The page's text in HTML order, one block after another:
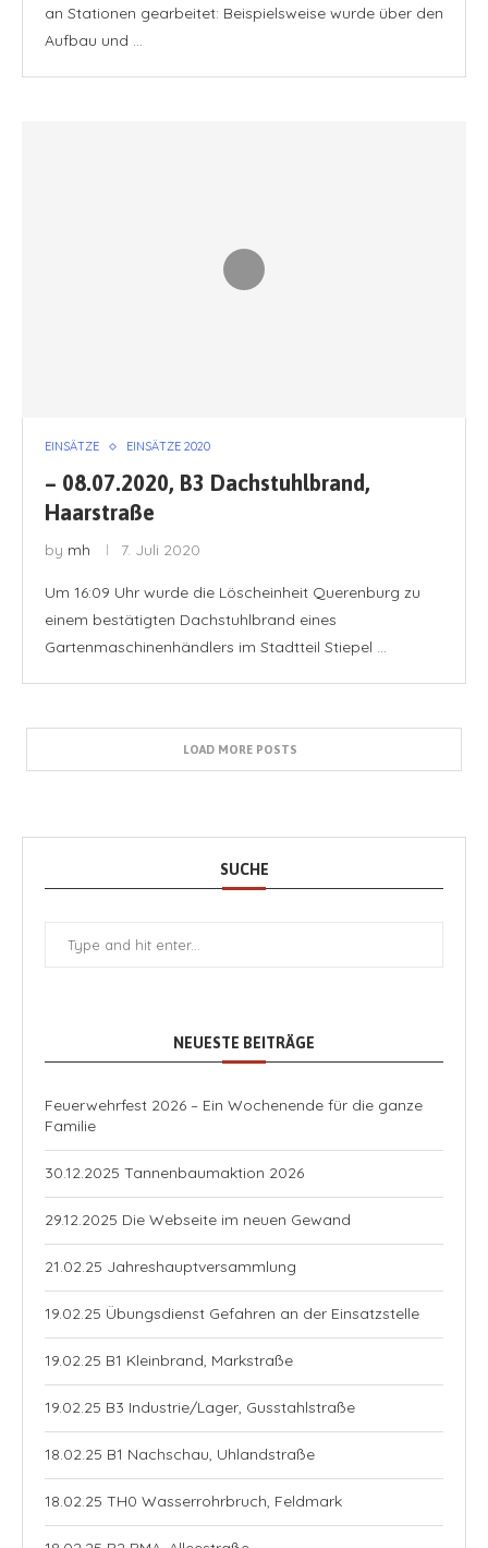
an Stationen gearbeitet: Beispielsweise wurde über den
Aufbau und …
EINSÄTZE EINSÄTZE 2020
– 08.07.2020, B3 Dachstuhlbrand,
Haarstraße
by mh 7. Juli 2020
Um 16:09 Uhr wurde die Löscheinheit Querenburg zu
einem bestätigten Dachstuhlbrand eines
Gartenmaschinenhändlers im Stadtteil Stiepel …
LOAD MORE POSTS
SUCHE
NEUESTE BEITRÄGE
Feuerwehrfest 2026 – Ein Wochenende für die ganze
Familie
30.12.2025 Tannenbaumaktion 2026
29.12.2025 Die Webseite im neuen Gewand
21.02.25 Jahreshauptversammlung
19.02.25 Übungsdienst Gefahren an der Einsatzstelle
19.02.25 B1 Kleinbrand, Markstraße
19.02.25 B3 Industrie/Lager, Gusstahlstraße
18.02.25 B1 Nachschau, Uhlandstraße
18.02.25 TH0 Wasserrohrbruch, Feldmark